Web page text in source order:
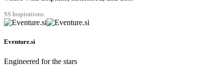
SS Inspirations
Eventure.si
Engineered for the stars